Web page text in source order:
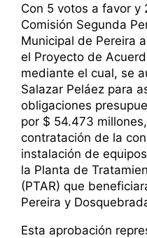
Con 5 votos a favor y
Comisión Segunda
Municipal de Pereira
el Proyecto de
mediante el cual, se
Salazar Peláez para
obligaciones
por $ 54.473
contratación de la
instalación de
la Planta de
(PTAR) que
Pereira y
Esta aprobación